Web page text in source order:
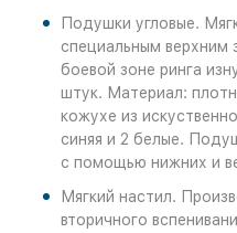
Подушки угловые.
специальным верхним
боевой зоне ринга
штук. Материал:
кожухе из
синяя и 2 белые.
с помощью нижних и
Мягкий настил.
вторичного